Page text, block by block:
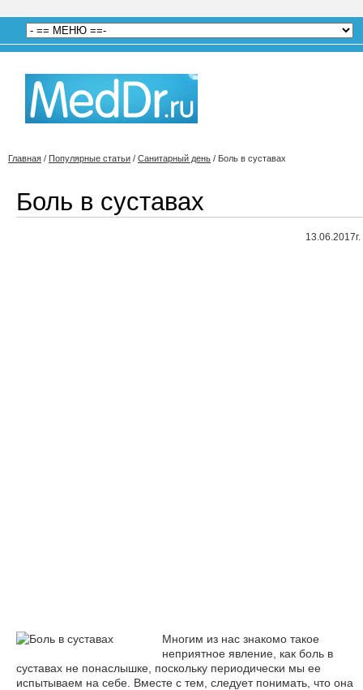
Главная / Популярные статьи / Санитарный день / Боль в суставах
Боль в суставах
13.06.2017г.
Многим из нас знакомо такое
неприятное явление, как боль в
суставах не понаслышке, поскольку периодически мы ее
испытываем на себе. Вместе с тем, следует понимать, что она